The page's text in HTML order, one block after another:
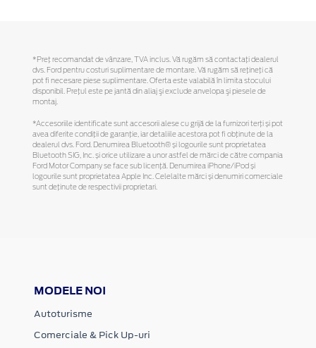
*Preţ recomandat de vânzare, TVA inclus. Vă rugăm să contactaţi dealerul
dvs. Ford pentru costuri suplimentare de montare. Vă rugăm să reţineţi că
pot fi necesare piese suplimentare. Oferta este valabilă în limita stocului
disponibil. Preţul este pe jantă din aliaj şi exclude anvelopa şi piesele de
montaj.
*Accesoriile identificate sunt accesorii alese cu grijă de la furnizori terți și pot
avea diferite condiții de garanție, iar detaliile acestora pot fi obținute de la
dealerul dvs. Ford. Denumirea Bluetooth® și logourile sunt proprietatea
Bluetooth SIG, Inc. și orice utilizare a unor astfel de mărci de către compania
Ford Motor Company se face sub licență. Denumirea iPhone/iPod și
logourile sunt proprietatea Apple Inc. Celelalte mărci și denumiri comerciale
sunt deținute de respectivii proprietari.
MODELE NOI
Autoturisme
Comerciale & Pick Up-uri